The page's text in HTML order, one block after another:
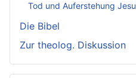
Tod und Auferstehung Jesu
Die Bibel
Zur theolog. Diskussion